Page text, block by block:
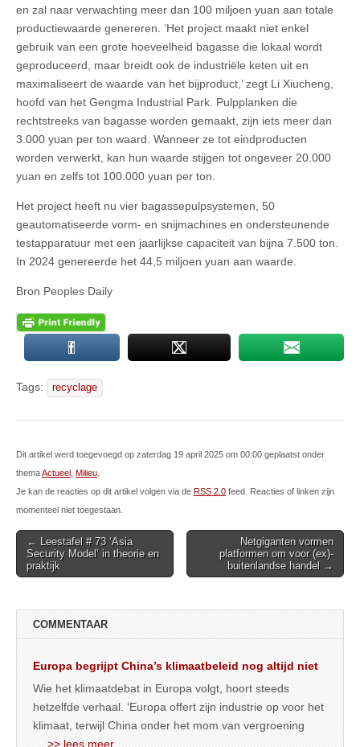
en zal naar verwachting meer dan 100 miljoen yuan aan totale
productiewaarde genereren. ‘Het project maakt niet enkel
gebruik van een grote hoeveelheid bagasse die lokaal wordt
geproduceerd, maar breidt ook de industriële keten uit en
maximaliseert de waarde van het bijproduct,’ zegt Li Xiucheng,
hoofd van het Gengma Industrial Park. Pulpplanken die
rechtstreeks van bagasse worden gemaakt, zijn iets meer dan
3.000 yuan per ton waard. Wanneer ze tot eindproducten
worden verwerkt, kan hun waarde stijgen tot ongeveer 20.000
yuan en zelfs tot 100.000 yuan per ton.
Het project heeft nu vier bagassepulpsystemen, 50
geautomatiseerde vorm- en snijmachines en ondersteunende
testapparatuur met een jaarlijkse capaciteit van bijna 7.500 ton.
In 2024 genereerde het 44,5 miljoen yuan aan waarde.
Bron Peoples Daily
Tags: recyclage
Dit artikel werd toegevoegd op zaterdag 19 april 2025 om 00:00 geplaatst onder
themaActueel Milieu
Je kan de reacties op dit artikel volgen via de RSS 2.0 feed. Reacties of linken zijn
momenteel niet toegestaan.
Post
navigation
← Leestafel # 73 ‘Asia
Security Model’ in theorie en
praktijk
Netgiganten vormen
platformen om voor (ex)-
buitenlandse handel →
COMMENTAAR
Europa begrijpt China’s klimaatbeleid nog altijd niet
Wie het klimaatdebat in Europa volgt, hoort steeds
hetzelfde verhaal. ‘Europa offert zijn industrie op voor het
klimaat, terwijl China onder het mom van vergroening
… >> lees meer